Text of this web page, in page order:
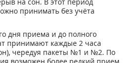
принимать без учёта
дня приема и до полного
принимают каждые 2 часа
чередуя пакеты №1 и №2. По